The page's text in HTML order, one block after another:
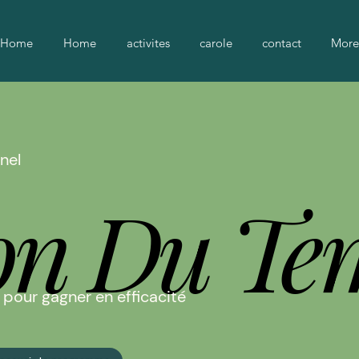
Home Home activites carole contact More
Du
Du
gagner en efficacité